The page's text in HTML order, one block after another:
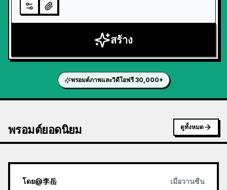
สร้าง
พรอมต์ภาพและวิดีโอฟรี 30,000+
พรอมต์ยอดนิยม ดูทั้งหมด
โดย@李岳 เมื่อวานซืน